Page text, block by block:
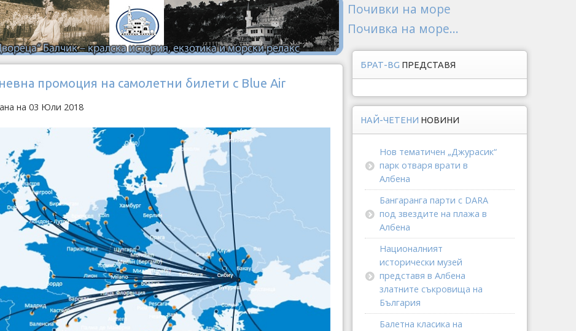
промоция на самолетни билети с Blue Air
на 03 Юли 2018
Почивки на море
Почивка на море...
БРАТ-BG ПРЕДСТАВЯ
НАЙ-ЧЕТЕНИ НОВИНИ
Нов тематичен „Джурасик“
парк отваря врати в
Албена
Бангаранга парти с DARA
под звездите на плажа в
Албена
Националният
исторически музей
представя в Албена
златните съкровища на
България
Балетна класика на